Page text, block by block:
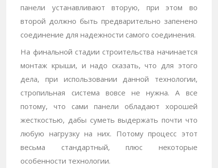
панели устанавливают вторую, при этом во
второй должно быть предварительно запенено
соединение для надежности самого соединения.
На финальной стадии строительства начинается
монтаж крыши, и надо сказать, что для этого
дела, при использовании данной технологии,
стропильная система вовсе не нужна. А все
потому, что сами панели обладают хорошей
жесткостью, дабы суметь выдержать почти что
любую нагрузку на них. Потому процесс этот
весьма стандартный, плюс некоторые
особенности технологии.